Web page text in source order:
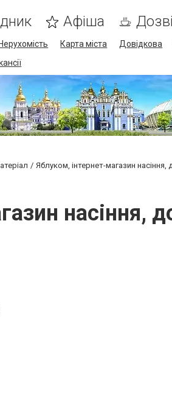
Афіша
Нерухомість Карта міста Довідкова
Яблуком, інтернет-магазин
насіння,